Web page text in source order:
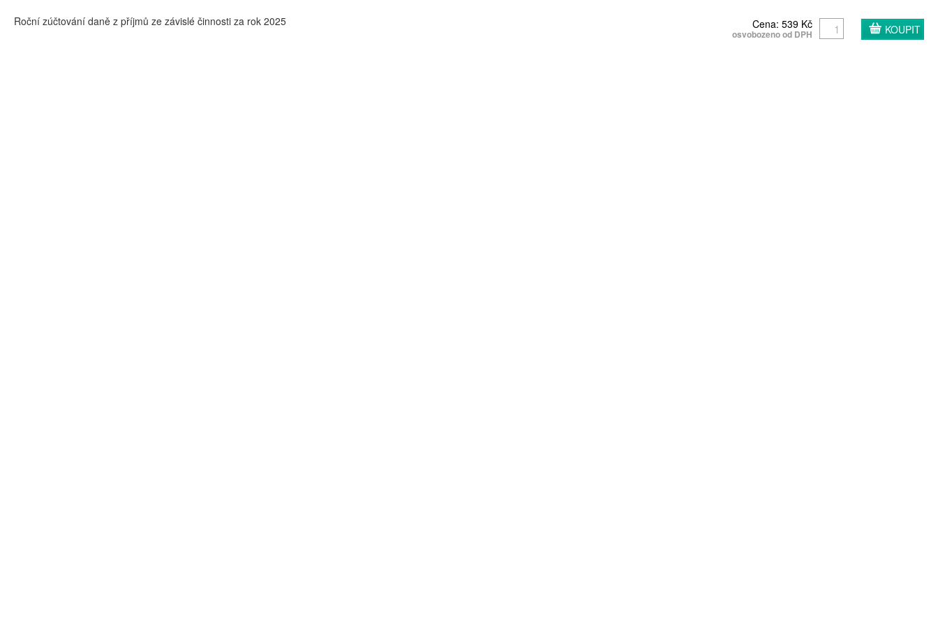
Roční zúčtování daně z příjmů ze závislé činnosti za rok 2025 Cena: 539 Kč
osvobozeno od DPH